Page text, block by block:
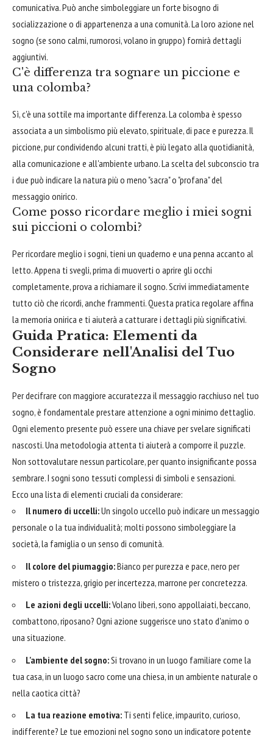
comunicativa. Può anche simboleggiare un forte bisogno di
socializzazione o di appartenenza a una comunità. La loro azione nel
sogno (se sono calmi, rumorosi, volano in gruppo) fornirà dettagli
aggiuntivi.
C'è differenza tra sognare un piccione e
una colomba?
Sì, c'è una sottile ma importante differenza. La colomba è spesso
associata a un simbolismo più elevato, spirituale, di pace e purezza. Il
piccione, pur condividendo alcuni tratti, è più legato alla quotidianità,
alla comunicazione e all'ambiente urbano. La scelta del subconscio tra
i due può indicare la natura più o meno "sacra" o "profana" del
messaggio onirico.
Come posso ricordare meglio i miei sogni
sui piccioni o colombi?
Per ricordare meglio i sogni, tieni un quaderno e una penna accanto al
letto. Appena ti svegli, prima di muoverti o aprire gli occhi
completamente, prova a richiamare il sogno. Scrivi immediatamente
tutto ciò che ricordi, anche frammenti. Questa pratica regolare affina
la memoria onirica e ti aiuterà a catturare i dettagli più significativi.
Guida Pratica: Elementi da
Considerare nell'Analisi del Tuo
Sogno
Per decifrare con maggiore accuratezza il messaggio racchiuso nel tuo
sogno, è fondamentale prestare attenzione a ogni minimo dettaglio.
Ogni elemento presente può essere una chiave per svelare significati
nascosti. Una metodologia attenta ti aiuterà a comporre il puzzle.
Non sottovalutare nessun particolare, per quanto insignificante possa
sembrare. I sogni sono tessuti complessi di simboli e sensazioni.
Ecco una lista di elementi cruciali da considerare:
Il numero di uccelli:Un singolo uccello può indicare un messaggio
personale o la tua individualità; molti possono simboleggiare la
società, la famiglia o un senso di comunità.
Il colore del piumaggio:Bianco per purezza e pace, nero per
mistero o tristezza, grigio per incertezza, marrone per concretezza.
Le azioni degli uccelli:Volano liberi, sono appollaiati, beccano,
combattono, riposano? Ogni azione suggerisce uno stato d'animo o
una situazione.
L'ambiente del sogno:Si trovano in un luogo familiare come la
tua casa, in un luogo sacro come una chiesa, in un ambiente naturale o
nella caotica città?
La tua reazione emotiva: Ti senti felice, impaurito, curioso,
indifferente? Le tue emozioni nel sogno sono un indicatore potente